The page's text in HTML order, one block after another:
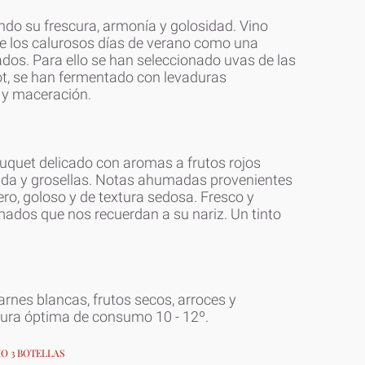
su frescura, armonía y golosidad. Vino
los calurosos días de verano como una
Para ello se han seleccionado uvas de las
se han fermentado con levaduras
maceración.
delicado con aromas a frutos rojos
y grosellas. Notas ahumadas provenientes
goloso y de textura sedosa. Fresco y
que nos recuerdan a su nariz. Un tinto
blancas, frutos secos, arroces y
óptima de consumo 10 - 12º.
3 BOTELLAS